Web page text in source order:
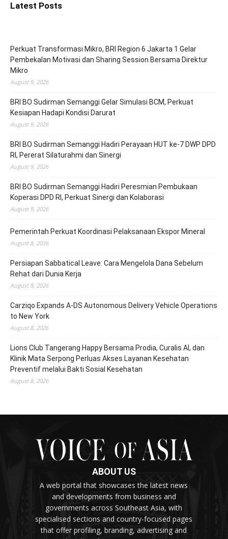
Latest Posts
Perkuat Transformasi Mikro, BRI Region 6 Jakarta 1 Gelar
Pembekalan Motivasi dan Sharing Session Bersama Direktur
Mikro
August 9, 2026
BRI BO Sudirman Semanggi Gelar Simulasi BCM, Perkuat
Kesiapan Hadapi Kondisi Darurat
August 9, 2026
BRI BO Sudirman Semanggi Hadiri Perayaan HUT ke-7 DWP DPD
RI, Pererat Silaturahmi dan Sinergi
August 9, 2026
BRI BO Sudirman Semanggi Hadiri Peresmian Pembukaan
Koperasi DPD RI, Perkuat Sinergi dan Kolaborasi
August 9, 2026
Pemerintah Perkuat Koordinasi Pelaksanaan Ekspor Mineral
August 8, 2026
Persiapan Sabbatical Leave: Cara Mengelola Dana Sebelum
Rehat dari Dunia Kerja
August 8, 2026
Carziqo Expands A-DS Autonomous Delivery Vehicle Operations
to New York
August 8, 2026
Lions Club Tangerang Happy Bersama Prodia, Curalis AI, dan
Klinik Mata Serpong Perluas Akses Layanan Kesehatan
Preventif melalui Bakti Sosial Kesehatan
August 8, 2026
ABOUT US
A web portal that showcases the latest news
and developments from business and
governments across Southeast Asia, with
specialised sections and country-focused pages
that offer profiling, branding, advertising and